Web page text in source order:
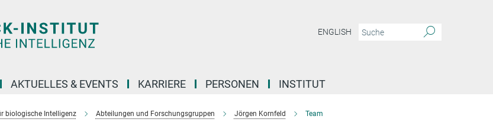
ENGLISH
AKTUELLES & EVENTS KARRIERE PERSONEN INSTITUT
biologische Intelligenz Abteilungen und Forschungsgruppen Jörgen Kornfeld Team